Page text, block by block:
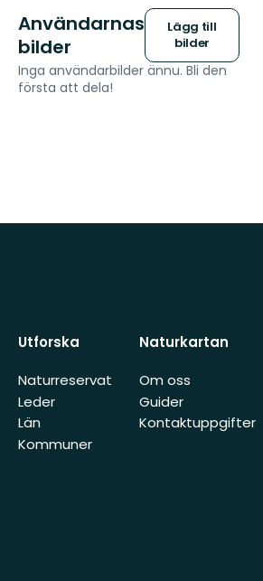
Användarnas
bilder
Lägg till
bilder
Inga användarbilder ännu. Bli den
första att dela!
Utforska
Naturreservat
Leder
Län
Kommuner
Naturkartan
Om oss
Guider
Kontaktuppgifter